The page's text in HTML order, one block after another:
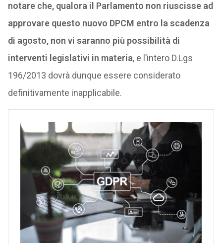
notare che, qualora il Parlamento non riuscisse ad
approvare questo nuovo DPCM entro la scadenza
di agosto, non vi saranno più possibilità di
interventi legislativi in materia, e l’intero D.Lgs
196/2013 dovrà dunque essere considerato
definitivamente inapplicabile.